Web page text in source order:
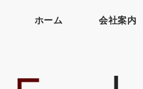
ホーム 会社案内